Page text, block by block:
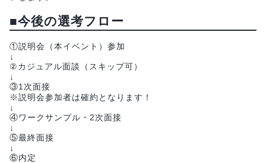
■今後の選考フロー
①説明会（本イベント）参加
↓
②カジュアル面談（スキップ可）
↓
③1次面接
※説明会参加者は確約となります！
↓
④ワークサンプル・2次面接
↓
⑤最終面接
↓
⑥内定